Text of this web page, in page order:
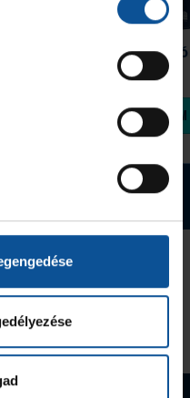
Szeged
Megvásárolom
támogatója